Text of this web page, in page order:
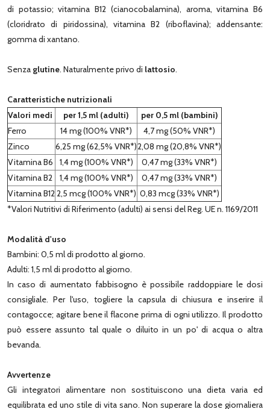
di potassio; vitamina B12 (cianocobalamina), aroma, vitamina B6
(cloridrato di piridossina), vitamina B2 (riboflavina); addensante:
gomma di xantano.
Senza glutine. Naturalmente privo di lattosio.
Caratteristiche nutrizionali
Valori medi
per 1,5 ml (adulti)
per 0,5 ml (bambini)
Ferro
14 mg (100% VNR*)
4,7 mg (50% VNR*)
Zinco
6,25 mg (62,5% VNR*)2,08 mg (20,8% VNR*)
Vitamina B6
1,4 mg (100% VNR*)
0,47 mg (33% VNR*)
Vitamina B2
1,4 mg (100% VNR*)
0,47 mg (33% VNR*)
Vitamina B122,5 mcg (100% VNR*) 0,83 mcg (33% VNR*)
*Valori Nutritivi di Riferimento (adulti) ai sensi del Reg. UE n. 1169/2011
Modalità d'uso
Bambini: 0,5 ml di prodotto al giorno.
Adulti: 1,5 ml di prodotto al giorno.
In caso di aumentato fabbisogno è possibile raddoppiare le dosi
consigliale. Per l'uso, togliere la capsula di chiusura e inserire il
contagocce; agitare bene il flacone prima di ogni utilizzo. Il prodotto
può essere assunto tal quale o diluito in un po' di acqua o altra
bevanda.
Avvertenze
Gli integratori alimentare non sostituiscono una dieta varia ed
equilibrata ed uno stile di vita sano. Non superare la dose giornaliera